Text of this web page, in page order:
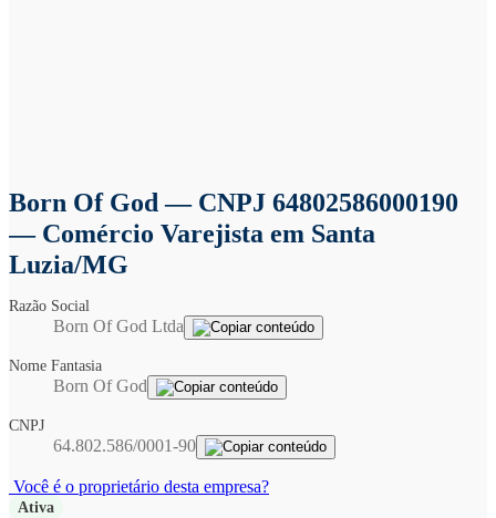
Born Of God— CNPJ 64802586000190
— Comércio Varejista em Santa
Luzia/MG
Razão Social
Born Of God Ltda
Nome Fantasia
Born Of God
CNPJ
64.802.586/0001-90
Você é o proprietário desta empresa?
Ativa